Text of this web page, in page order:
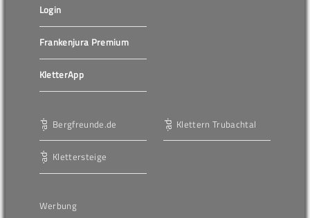
Login
Frankenjura Premium
KletterApp
Bergfreunde.de
Klettersteige
Klettern Trubachtal
Werbung